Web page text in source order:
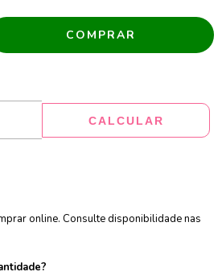
CALCULAR
online. Consulte disponibilidade nas